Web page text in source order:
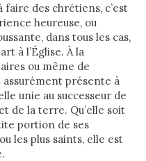
faire des chrétiens, c’est
heureuse, ou
dans tous les cas,
à l’Église. À la
ou même de
assurément présente à
unie au successeur de
de la terre. Qu’elle soit
portion de ses
les plus saints, elle est